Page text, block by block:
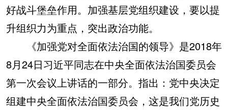
好战斗堡垒作用。加强基层党组织建设，要以提
升组织力为重点，突出政治功能。
《加强党对全面依法治国的领导》是2018年
8月24日习近平同志在中央全面依法治国委员会
第一次会议上讲话的一部分。指出：党中央决定
组建中央全面依法治国委员会，这是我们党历史